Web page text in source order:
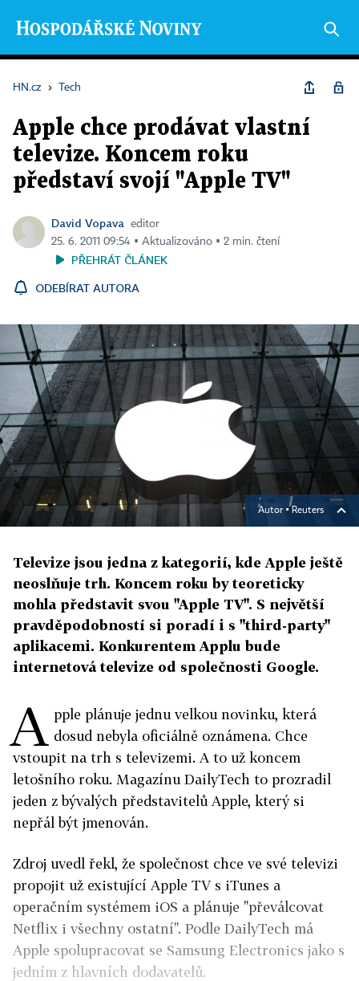
HN.cz › Tech
Apple chce prodávat vlastní
televize. Koncem roku
představí svojí "Apple TV"
David Vopava
editor
25. 6. 2011 09:54 ▪ Aktualizováno ▪ 2 min. čtení
PŘEHRÁT ČLÁNEK
ODEBÍRAT AUTORA
Autor ▪ Reuters
Televize jsou jedna z kategorií, kde Apple ještě
neoslňuje trh. Koncem roku by teoreticky
mohla představit svou "Apple TV". S největší
pravděpodobností si poradí i s "third-party"
aplikacemi. Konkurentem Applu bude
internetová televize od společnosti Google.
A pple plánuje jednu velkou novinku, která
dosud nebyla oficiálně oznámena. Chce
vstoupit na trh s televizemi. A to už koncem
letošního roku. Magazínu DailyTech to prozradil
jeden z bývalých představitelů Apple, který si
nepřál být jmenován.
Zdroj uvedl řekl, že společnost chce ve své televizi
propojit už existující Apple TV s iTunes a
operačním systémem iOS a plánuje "převálcovat
Netflix i všechny ostatní". Podle DailyTech má
Apple spolupracovat se Samsung Electronics jako s
jedním z hlavních dodavatelů.